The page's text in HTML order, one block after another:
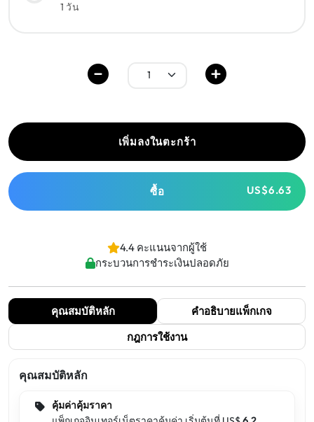
1 วัน
เพิ่มลงในตะกร้า
ซื้อ US$6.63
4.4 คะแนนจากผู้ใช้
กระบวนการชำระเงินปลอดภัย
คุณสมบัติหลัก
คำอธิบายแพ็กเกจ
กฎการใช้งาน
คุณสมบัติหลัก
คุ้มค่าคุ้มราคา